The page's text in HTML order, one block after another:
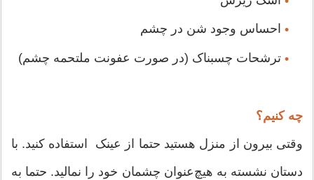
•احساس وجود شن در چشم
•ترشحات چسبناک (در صورت عفونت ملتحمه چشم)
چه کنیم؟
وقتی بیرون از منزل هستید حتما از عینک استفاده کنید. با
دستان نشسته به هیچ‌عنوان چشمان خود را نمالید. حتما به